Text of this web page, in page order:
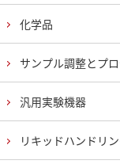
化学品
サンプル調整とプ
汎用実験機器
リキッドハンドリ